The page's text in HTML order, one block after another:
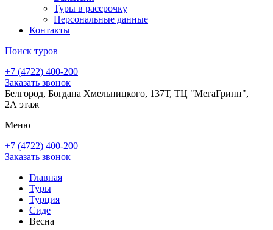
Туры в рассрочку
Персональные данные
Контакты
Поиск туров
+7 (4722) 400-200
Заказать звонок
Белгород, Богдана Хмельницкого, 137Т, ТЦ "МегаГринн",
2А этаж
Меню
+7 (4722) 400-200
Заказать звонок
Главная
Туры
Турция
Сиде
Весна